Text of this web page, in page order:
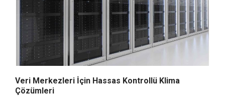
Veri Merkezleri İçin Hassas Kontrollü Klima
Çözümleri